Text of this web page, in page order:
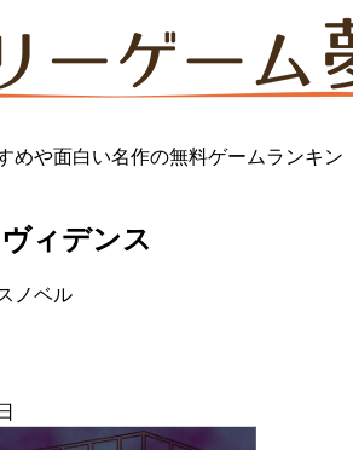
めや面白い名作の無料ゲームランキン
ィデンス
ノベル